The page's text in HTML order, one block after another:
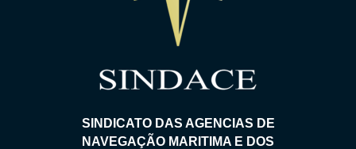
SINDICATO DAS AGENCIAS DE
NAVEGAÇÃO MARITIMA E DOS